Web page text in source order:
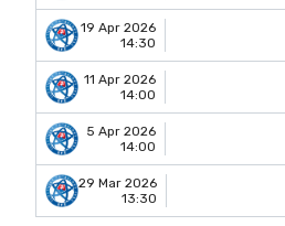
19 Apr 2026
14:30
11 Apr 2026
14:00
5 Apr 2026
14:00
29 Mar 2026
13:30